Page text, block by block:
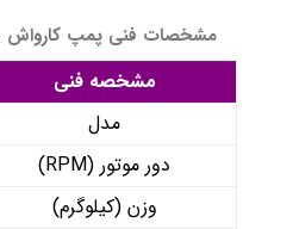
مشخصات فنی پمپ کارواش ۹۰ بار Annovi HJRS
مشخصه فنی
مدل
دور موتور (RPM)
وزن (کیلوگرم)